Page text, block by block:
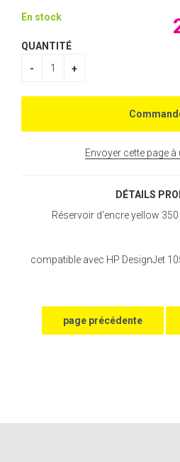
En stock
QUANTITÉ
Envoyer cette page
DÉTAILS
Réservoir d'encre yellow
compatible avec HP DesignJet